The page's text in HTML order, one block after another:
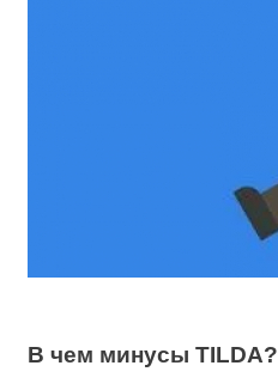
В чем минусы TILDA?